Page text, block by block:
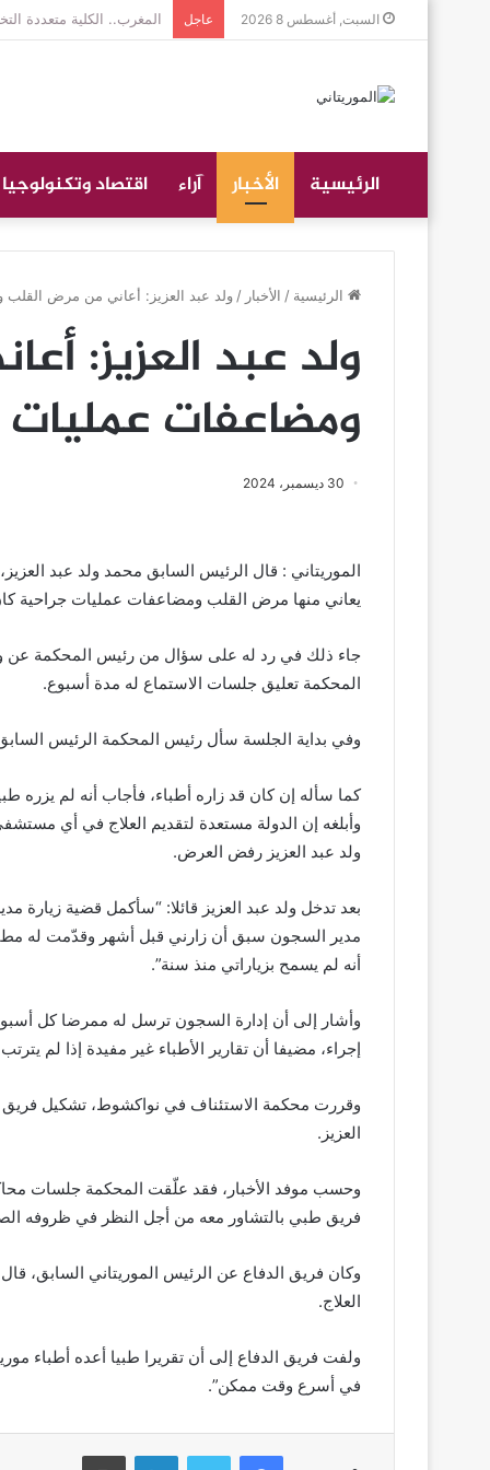
السبت, أغسطس 8 2026 عاجل جموع غفيرة تؤدي صلاة
الرئيسية الأخبار آراء اقتصاد وتكنولوجيا
الرئيسية / الأخبار / ولد عبد العزيز: أعاني من مرض
ولد عبد العزيز:
ومضاعفات عمليات
30 ديسمبر، 2024
الموريتاني : قال الرئيس السابق محمد ولد عبد
يعاني منها مرض القلب ومضاعفات عمليات جراحية
جاء ذلك في رد له على سؤال من رئيس المحكمة عن
المحكمة تعليق جلسات الاستماع له مدة أسبوع.
وفي بداية الجلسة سأل رئيس المحكمة الرئيس
كما سأله إن كان قد زاره أطباء، فأجاب أنه لم يزره
وأبلغه إن الدولة مستعدة لتقديم العلاج في أي
ولد عبد العزيز رفض العرض.
بعد تدخل ولد عبد العزيز قائلا: “سأكمل قضية
مدير السجون سبق أن زارني قبل أشهر وقدّمت له
أنه لم يسمح بزياراتي منذ سنة”.
وأشار إلى أن إدارة السجون ترسل له ممرضا كل
إجراء، مضيفا أن تقارير الأطباء غير مفيدة إذا لم
وقررت محكمة الاستئناف في نواكشوط، تشكيل
العزيز.
وحسب موفد الأخبار، فقد علّقت المحكمة جلسات
فريق طبي بالتشاور معه من أجل النظر في ظروفه
وكان فريق الدفاع عن الرئيس الموريتاني السابق،
العلاج.
ولفت فريق الدفاع إلى أن تقريرا طبيا أعده أطباء
في أسرع وقت ممكن”.
فيسبوك تويتر لينكدإن طباعة